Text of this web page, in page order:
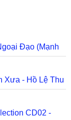
Đạo (Mạnh
Xưa - Hồ Lệ Thu
CD02 -